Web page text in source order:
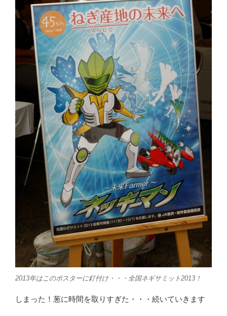
2013年はこのポスターに釘付け・・・全国ネギサミット2013！
しまった！葱に時間を取りすぎた・・・続いていきます